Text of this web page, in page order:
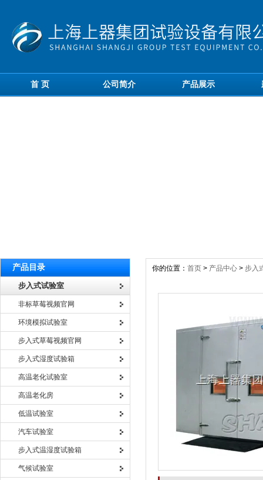
首 页 公司简介 产品展示
产品目录
步入式试验室
非标草莓视频官网
环境模拟试验室
步入式草莓视频官网
步入式湿度试验箱
高温老化试验室
高温老化房
低温试验室
汽车试验室
步入式温湿度试验箱
气候试验室
你的位置： 首页 > 产品中心 > 步入